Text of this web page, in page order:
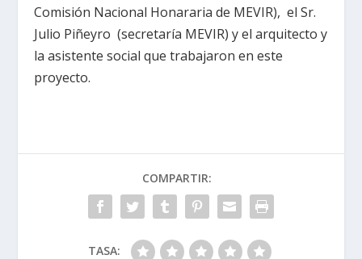
Comisión Nacional Honararia de MEVIR), el Sr.
Julio Piñeyro (secretaría MEVIR) y el arquitecto y
la asistente social que trabajaron en este
proyecto.
COMPARTIR:
TASA: